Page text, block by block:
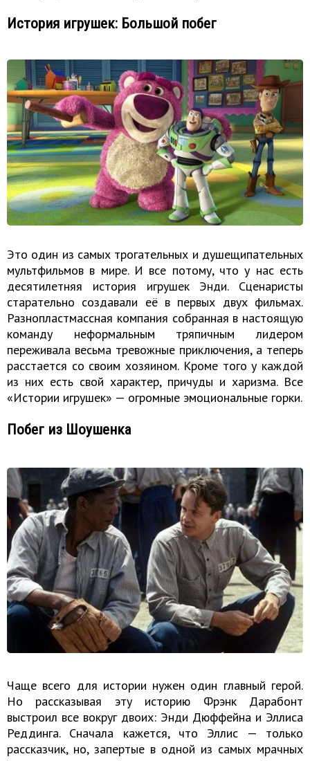
История игрушек: Большой побег
Это один из самых трогательных и душещипательных
мультфильмов в мире. И все потому, что у нас есть
десятилетняя история игрушек Энди. Сценаристы
старательно создавали её в первых двух фильмах.
Разнопластмассная компания собранная в настоящую
команду неформальным тряпичным лидером
переживала весьма тревожные приключения, а теперь
расстается со своим хозяином. Кроме того у каждой
из них есть свой характер, причуды и харизма. Все
«Истории игрушек» — огромные эмоциональные горки.
Побег из Шоушенка
Чаще всего для истории нужен один главный герой.
Но рассказывая эту историю Фрэнк Дарабонт
выстроил все вокруг двоих: Энди Дюффейна и Эллиса
Реддинга. Сначала кажется, что Эллис — только
рассказчик, но, запертые в одной из самых мрачных